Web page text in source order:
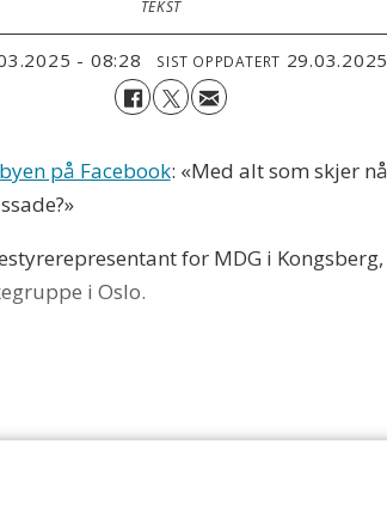
TEKST
- 08:28 SIST OPPDATERT
på Facebook: «Med alt som skjer
for MDG i
i Oslo.